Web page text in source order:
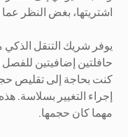
اشتريتها، بغض النظر عما
يوفر شريك التنقل الذكي
حافلتين إضافيتين للفصل
كنت بحاجة إلى تقليص
إجراء التغيير بسلاسة.
مهما كان حجمها.